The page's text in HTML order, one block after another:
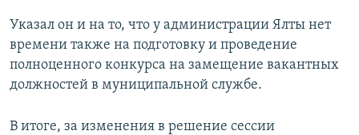
Указал он и на то, что у администрации Ялты нет
времени также на подготовку и проведение
полноценного конкурса на замещение вакантных
должностей в муниципальной службе.
В итоге, за изменения в решение сессии